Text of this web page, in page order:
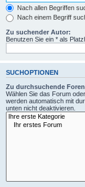
Nach allen Begriffen
Nach einem Begriff
Zu suchender Autor:
Benutzen Sie ein * als
SUCHOPTIONEN
Zu durchsuchende
Wählen Sie das Forum
werden automatisch mit
unten nicht deaktivieren.